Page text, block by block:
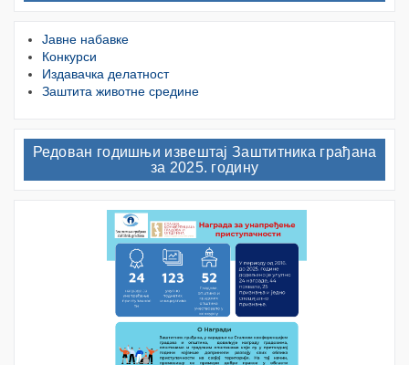
Јавне набавке
Конкурси
Издавачка делатност
Заштита животне средине
Редован годишњи извештај Заштитника грађана
за 2025. годину